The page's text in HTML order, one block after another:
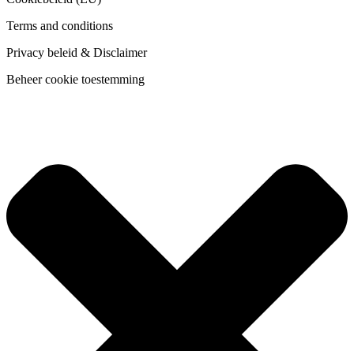
Terms and conditions
Privacy beleid & Disclaimer
Beheer cookie toestemming